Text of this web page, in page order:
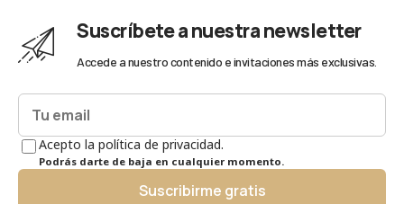
Suscríbete a nuestra newsletter
Accede a nuestro contenido e invitaciones más exclusivas.
Acepto la política de privacidad.
Podrás darte de baja en cualquier momento.
Suscribirme gratis